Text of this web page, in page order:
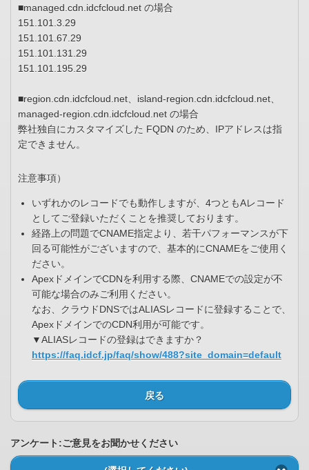
■managed.cdn.idcfcloud.net の場合
151.101.3.29
151.101.67.29
151.101.131.29
151.101.195.29
■region.cdn.idcfcloud.net、island-region.cdn.idcfcloud.net、
managed-region.cdn.idcfcloud.net の場合
弊社独自にカスタマイズした FQDN のため、IPアドレスは指
定できません。
注意事項）
いずれかのレコードでも動作しますが、4つともAレコード
としてご登録いただくことを推奨しております。
経路上の問題でCNAME指定より、若干パフォーマンスが下
回る可能性がございますので、基本的にCNAMEをご使用く
ださい。
ApexドメインでCDNを利用する際、CNAMEでの設定が不
可能な場合のみご利用ください。
なお、クラウドDNSではALIASレコードに登録することで、
ApexドメインでのCDN利用が可能です。
▼ALIASレコードの登録はできますか？
https://faq.idcf.jp/faq/show/488?site_domain=default
戻る
アンケート:ご意見をお聞かせください